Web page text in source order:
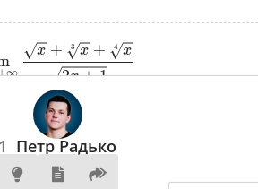
∞ 2x +1
x + 3 x + 4 x
1
1 Петр Радько